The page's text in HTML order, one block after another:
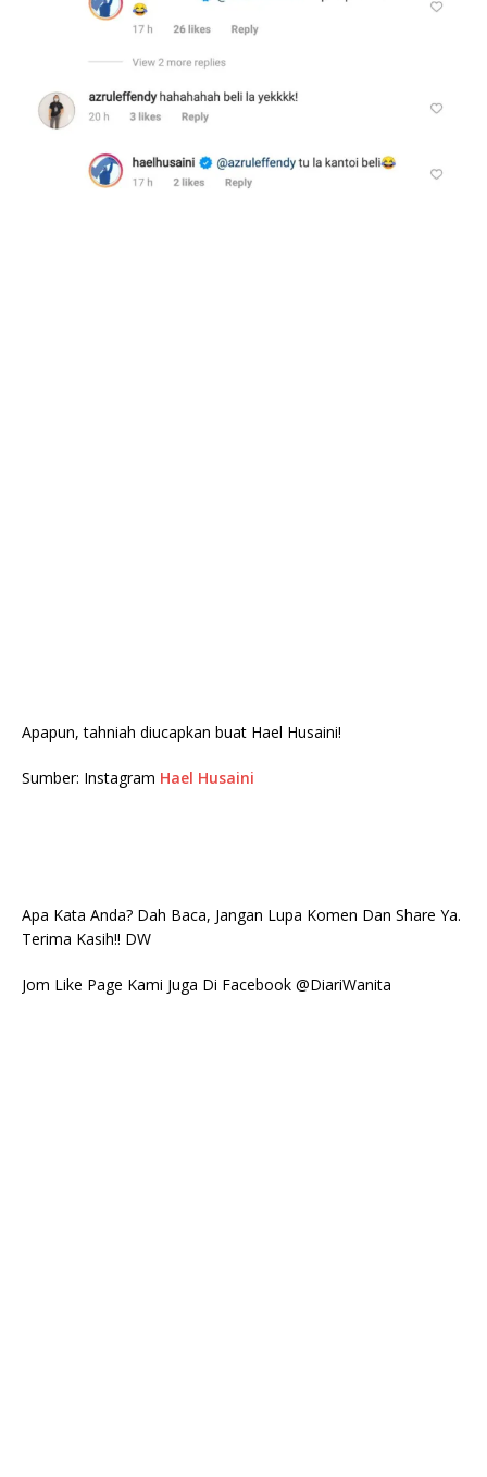
Apapun, tahniah diucapkan buat Hael Husaini!
Sumber: Instagram Hael Husaini
Apa Kata Anda? Dah Baca, Jangan Lupa Komen Dan Share Ya.
Terima Kasih!! DW
Jom Like Page Kami Juga Di Facebook @DiariWanita